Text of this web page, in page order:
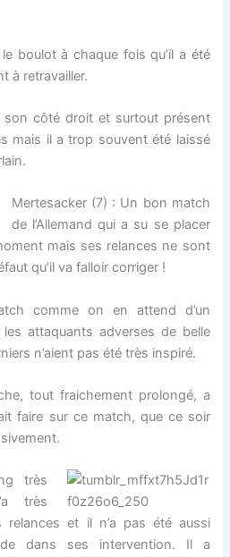
boulot à chaque fois qu’il a été
à retravailler.
son côté droit et surtout présent
mais il a trop souvent été laissé
Mertesacker (7) : Un bon match
de l’Allemand qui a su se placer
mais ses relances ne sont
qu’il va falloir corriger !
comme on en attend d’un
attaquants adverses de belle
n’aient pas été très inspiré.
tout fraichement prolongé, a
faire sur ce match, que ce soir
très
très
relances et il n’a pas été aussi
dans ses intervention. Il a